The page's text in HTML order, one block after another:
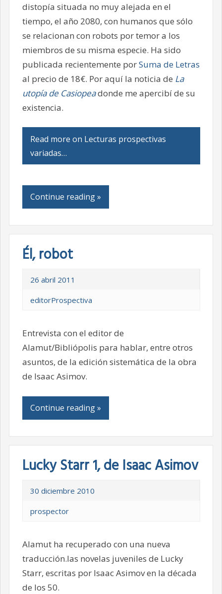
distopía situada no muy alejada en el
tiempo, el año 2080, con humanos que sólo
se relacionan con robots por temor a los
miembros de su misma especie. Ha sido
publicada recientemente porSuma de Letras
al precio de 18€. Por aquí la noticia de La
utopía de Casiopeadonde me apercibí de su
existencia.
Read more on Lecturas prospectivas
variadas…
Continue reading »
Él, robot
26 abril 2011
editorProspectiva
Entrevista con el editor de
Alamut/Bibliópolis para hablar, entre otros
asuntos, de la edición sistemática de la obra
de Isaac Asimov.
Continue reading »
Lucky Starr 1, de Isaac Asimov
30 diciembre 2010
prospector
Alamut ha recuperado con una nueva
traducción.las novelas juveniles de Lucky
Starr, escritas por Isaac Asimov en la década
de los 50.